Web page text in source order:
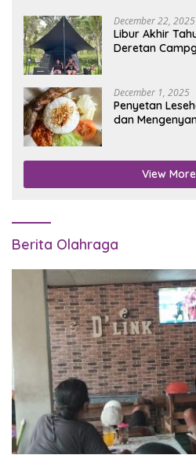
December 22, 2025
Libur Akhir
Deretan
December 1, 2025
Penyetan
dan
View More
Berita Olahraga